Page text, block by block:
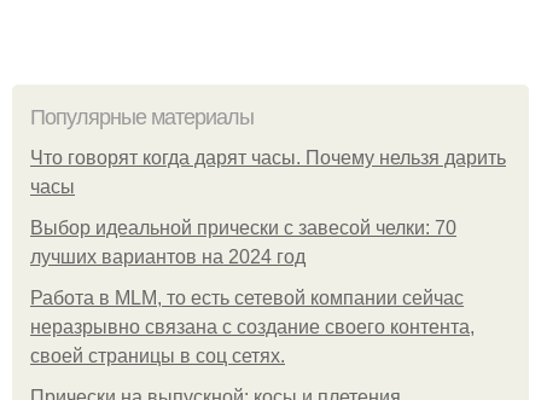
Популярные материалы
Что говорят когда дарят часы. Почему нельзя дарить
часы
Выбор идеальной прически с завесой челки: 70
лучших вариантов на 2024 год
Работа в MLM, то есть сетевой компании сейчас
неразрывно связана с создание своего контента,
своей страницы в соц сетях.